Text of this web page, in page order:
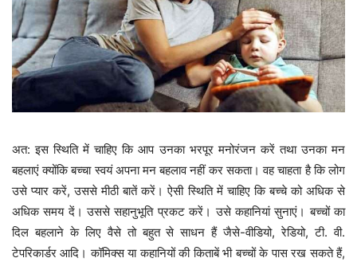
अत: इस स्थिति में चाहिए कि आप उनका भरपूर मनोरंजन करें तथा उनका मन
बहलाएं क्योंकि बच्चा स्वयं अपना मन बहलाव नहीं कर सकता। वह चाहता है कि लोग
उसे प्यार करें, उससे मीठी बातें करें। ऐसी स्थिति में चाहिए कि बच्चे को अधिक से
अधिक समय दें। उससे सहानुभूति प्रकट करें। उसे कहानियां सुनाएं। बच्चों का
दिल बहलाने के लिए वैसे तो बहुत से साधन हैं जैसे-वीडियो, रेडियो, टी. वी.
टेपरिकार्डर आदि। कॉमिक्स या कहानियों की किताबें भी बच्चों के पास रख सकते हैं,